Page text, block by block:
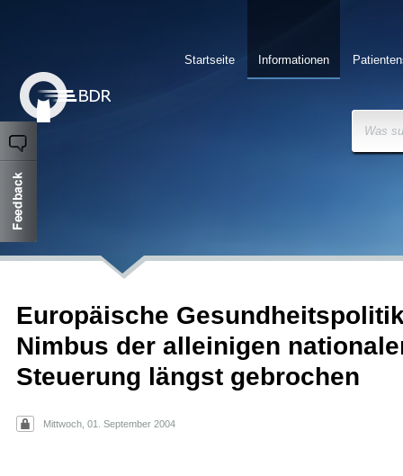
Informationen
Startseite
Was
Europäische
Nimbus der alleinigen
Steuerung längst gebrochen
Mittwoch, 01. September 2004